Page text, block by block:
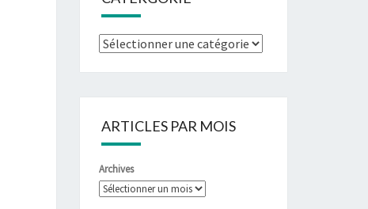
ARTICLES PAR MOIS
Archives